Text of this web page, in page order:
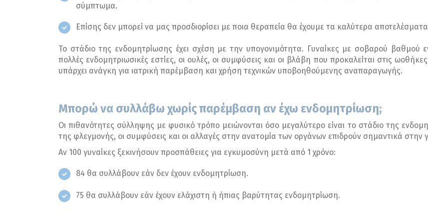
σύμπτωμα.
Επίσης δεν μπορεί να μας προσδιορίσει με ποια θεραπεία θα έχουμε τα καλύτερα
Το στάδιο της ενδομητρίωσης έχει σχέση με την υπογονιμότητα. Γυναίκες με σοβαρού βαθμού
πολλές ενδομητριωσικές εστίες, οι ουλές, οι συμφύσεις και οι βλάβη που προκαλείται στις
υπάρχει ανάγκη για ιατρική παρέμβαση και χρήση τεχνικών υποβοηθούμενης αναπαραγωγής.
Μπορώ να συλλάβω χωρίς παρέμβαση αν έχω ενδομητρίωση;
Οι πιθανότητες σύλληψης με φυσικό τρόπο μειώνονται όσο μεγαλύτερο είναι το στάδιο της
της φλεγμονής, οι συμφύσεις και οι αλλαγές στην ανατομία των οργάνων επιδρούν σημαντικά στην
Αν 100 γυναίκες ξεκινήσουν προσπάθειες για εγκυμοσύνη μετά από 1 χρόνο:
84 θα συλλάβουν εάν δεν έχουν ενδομητρίωση.
75 θα συλλάβουν εάν έχουν ελάχιστη ή ήπιας βαρύτητας ενδομητρίωση.